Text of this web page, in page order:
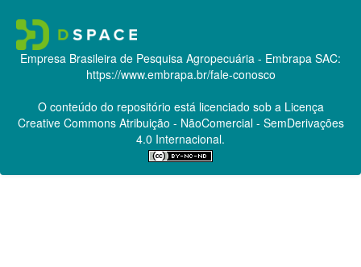
Empresa Brasileira de Pesquisa Agropecuária - Embrapa SAC:
https://www.embrapa.br/fale-conosco
O conteúdo do repositório está licenciado sob a Licença
Creative CommonsAtribuição - NãoComercial - SemDerivações
4.0 Internacional.